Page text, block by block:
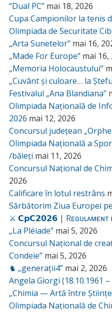
“Dual PC” mai 18, 2026
Cupa Campionilor la tenis
Olimpiada de Securitate
„Arta Sunetelor” mai 16,
„Made For Europe” mai 16,
„Memoria Holocaustului”
„Cuvânt și culoare… la
Festivalul „Ana Blandiana”
Olimpiada Națională de
2026 mai 12, 2026
Concursul județean
Olimpiada Națională a
/băieți mai 11, 2026
Concursul Național de
2026
Calificare în lotul restrâns
Sărbătorim Ziua Europei
⚔️ 𝗖𝗽𝗖𝟮𝟬𝟮𝟲 | Rᴇɢᴜʟᴀᴍᴇɴᴛ
„La Pléiade” mai 5, 2026
Concursul Național de
Condeie” mai 5, 2026
♞ „generații4” mai 2, 2026
Angela Giorgi (18.10.1961 –
„Chimia — Artă între
Olimpiada Națională de